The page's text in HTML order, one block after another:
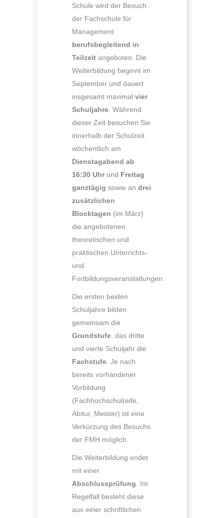
Schule wird der Besuch
der Fachschule für
Management
berufsbegleitend in
Teilzeit angeboten. Die
Weiterbildung beginnt im
September und dauert
insgesamt maximal vier
Schuljahre . Während
dieser Zeit besuchen Sie
innerhalb der Schulzeit
wöchentlich am
Dienstagabend ab
16:30 Uhrund Freitag
ganztägig sowie an drei
zusätzlichen
Blocktagen (im März)
die angebotenen
theoretischen und
praktischen Unterrichts-
und
Fortbildungsveranstaltungen.
Die ersten beiden
Schuljahre bilden
gemeinsam die
Grundstufe , das dritte
und vierte Schuljahr die
Fachstufe . Je nach
bereits vorhandener
Vorbildung
(Fachhochschulreife,
Abitur, Meister) ist eine
Verkürzung des Besuchs
der FMH möglich.
Die Weiterbildung endet
mit einer
Abschlussprüfung . Im
Regelfall besteht diese
aus einer schriftlichen